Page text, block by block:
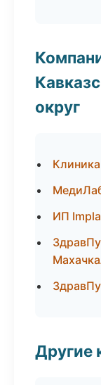
округ
ИП
Другие